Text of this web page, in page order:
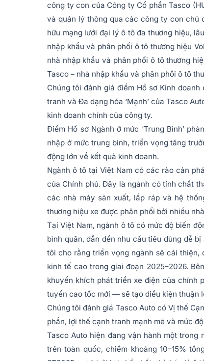
công ty con của Công ty Cổ phần Tasco
và quản lý thông qua các công ty con chủ
hữu mạng lưới đại lý ô tô đa thương hiệu,
nhập khẩu và phân phối ô tô thương hiệu
nhà nhập khẩu và phân phối ô tô thương
Tasco – nhà nhập khẩu và phân phối ô tô
Chúng tôi đánh giá điểm Hồ sơ Kinh doanh
tranh và Đa dạng hóa ‘Mạnh’ của Tasco
kinh doanh chính của công ty.
Điểm Hồ sơ Ngành ở mức ‘Trung Bình’
nhập ở mức trung bình, triển vọng tăng
động lớn về kết quả kinh doanh.
Ngành ô tô tại Việt Nam có các rào cản
của Chính phủ. Đây là ngành có tính chất
các nhà máy sản xuất, lắp ráp và hệ
thương hiệu xe được phân phối bởi nhiều
Tại Việt Nam, ngành ô tô có mức độ biến
bình quân, dẫn đến nhu cầu tiêu dùng dễ
tôi cho rằng triển vọng ngành sẽ cải
kinh tế cao trong giai đoạn 2025–2026.
khuyến khích phát triển xe điện của
tuyến cao tốc mới — sẽ tạo điều kiện thuận
Chúng tôi đánh giá Tasco Auto có Vị thế
phần, lợi thế cạnh tranh mạnh mẽ và mức
Tasco Auto hiện đang vận hành một trong
trên toàn quốc, chiếm khoảng 10–15%